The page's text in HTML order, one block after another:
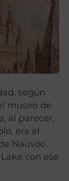
según
museo de
al parecer,
era el
Nauvoo.
con ese